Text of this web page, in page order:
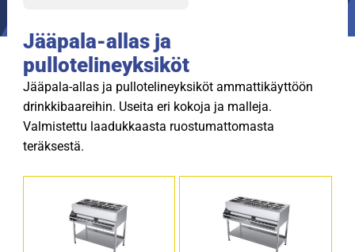
Jääpala-allas ja
pullotelineyksiköt
Jääpala-allas ja pullotelineyksiköt ammattikäyttöön
drinkkibaareihin. Useita eri kokoja ja malleja.
Valmistettu laadukkaasta ruostumattomasta
teräksestä.